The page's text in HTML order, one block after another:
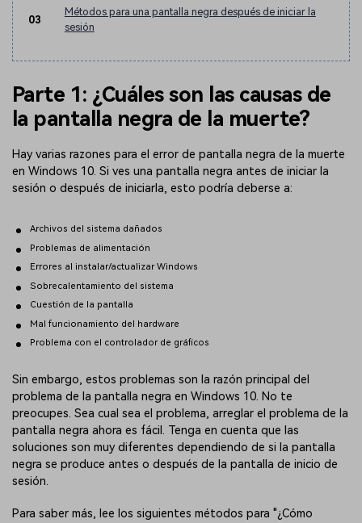
03
Métodos para una pantalla negra después de iniciar la
sesión
Parte 1: ¿Cuáles son las causas de
la pantalla negra de la muerte?
Hay varias razones para el error de pantalla negra de la muerte
en Windows 10. Si ves una pantalla negra antes de iniciar la
sesión o después de iniciarla, esto podría deberse a:
Archivos del sistema dañados
Problemas de alimentación
Errores al instalar/actualizar Windows
Sobrecalentamiento del sistema
Cuestión de la pantalla
Mal funcionamiento del hardware
Problema con el controlador de gráficos
Sin embargo, estos problemas son la razón principal del
problema de la pantalla negra en Windows 10. No te
preocupes. Sea cual sea el problema, arreglar el problema de la
pantalla negra ahora es fácil. Tenga en cuenta que las
soluciones son muy diferentes dependiendo de si la pantalla
negra se produce antes o después de la pantalla de inicio de
sesión.
Para saber más, lee los siguientes métodos para "¿Cómo